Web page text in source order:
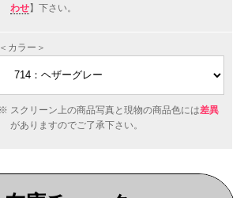
わせ】下さい。
＜カラー＞
スクリーン上の商品写真と現物の商品色には差異
がありますのでご了承下さい。